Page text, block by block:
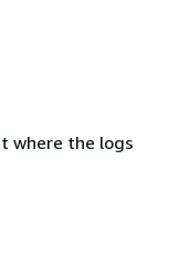
where the logs